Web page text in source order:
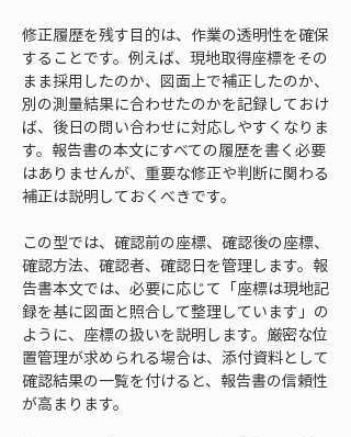
修正履歴を残す目的は、作業の透明性を確保
することです。例えば、現地取得座標をその
まま採用したのか、図面上で補正したのか、
別の測量結果に合わせたのかを記録しておけ
ば、後日の問い合わせに対応しやすくなりま
す。報告書の本文にすべての履歴を書く必要
はありませんが、重要な修正や判断に関わる
補正は説明しておくべきです。
この型では、確認前の座標、確認後の座標、
確認方法、確認者、確認日を管理します。報
告書本文では、必要に応じて「座標は現地記
録を基に図面と照合して整理しています」の
ように、座標の扱いを説明します。厳密な位
置管理が求められる場合は、添付資料として
確認結果の一覧を付けると、報告書の信頼性
が高まります。